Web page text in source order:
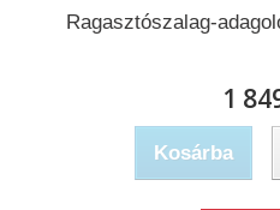
Ragasztószalag-
1
Kosárba